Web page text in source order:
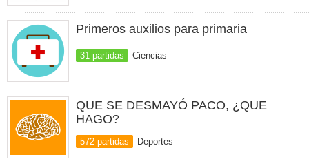
Primeros auxilios para primaria
31 partidas Ciencias
QUE SE DESMAYÓ PACO, ¿QUE
HAGO?
572 partidas Deportes